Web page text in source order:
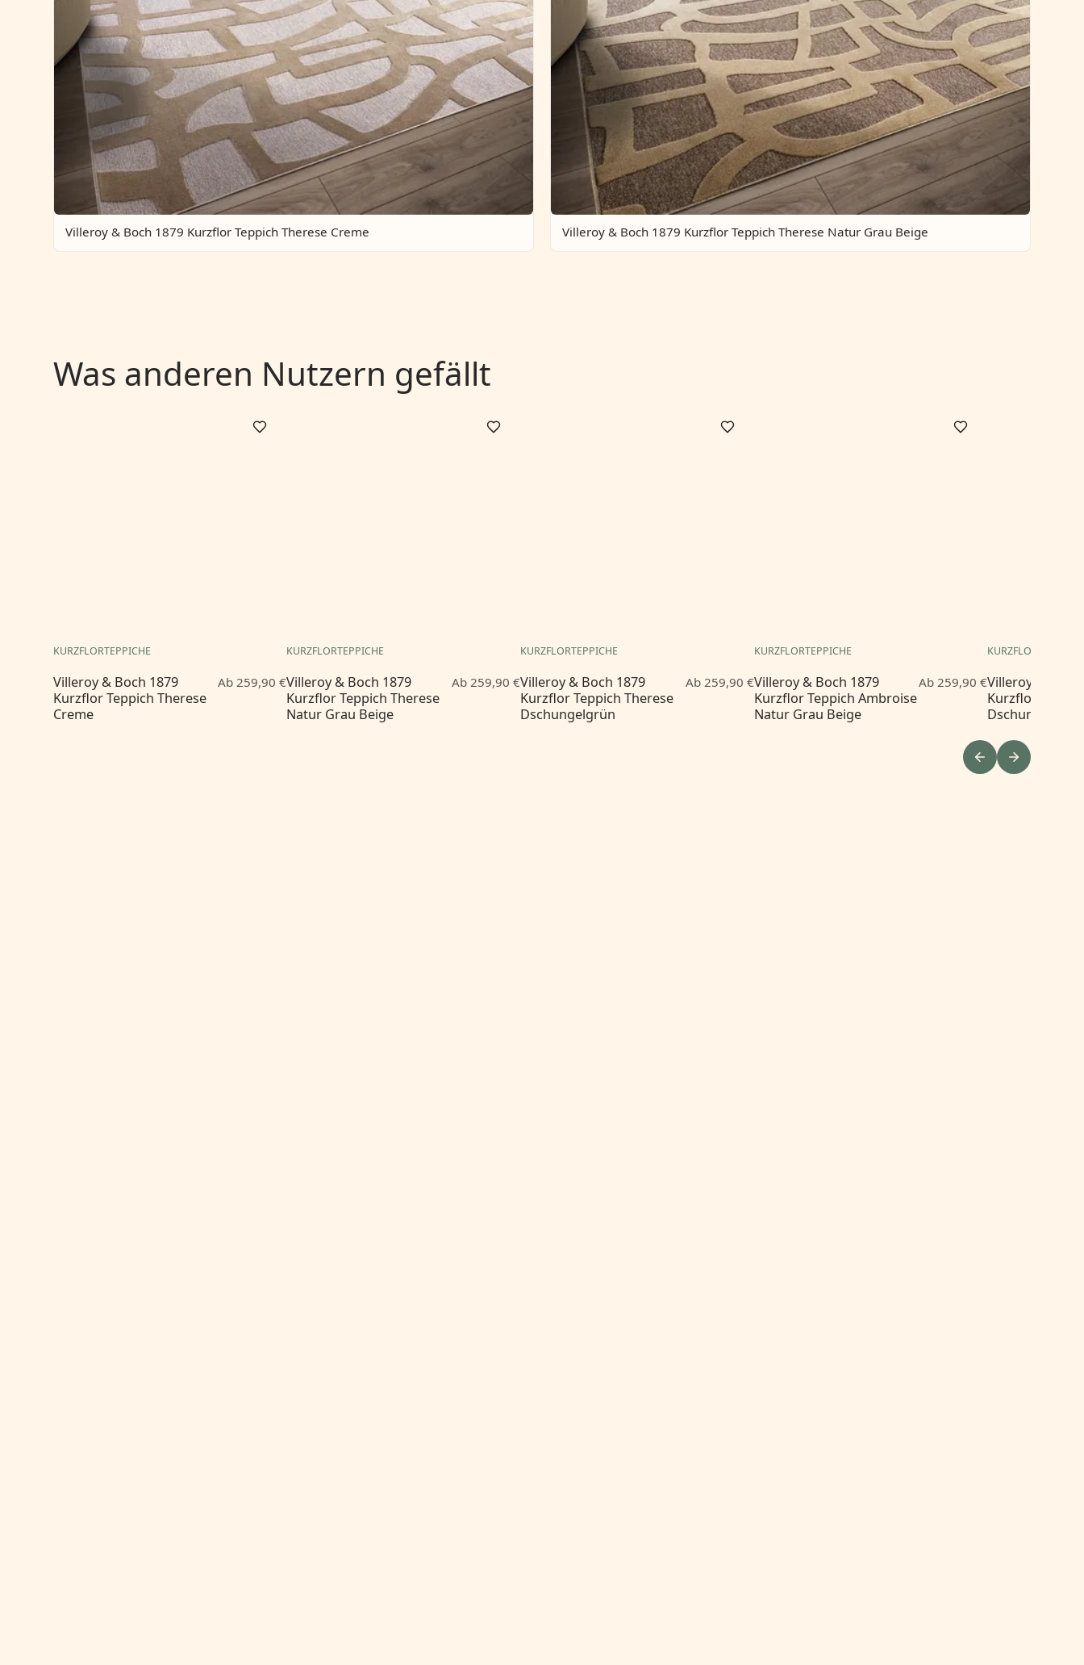
Villeroy & Boch 1879 Kurzflor Teppich Therese Creme Villeroy & Boch 1879 Kurzflor Teppich Therese Natur Grau Beige
Was anderen Nutzern gefällt
KURZFLORTEPPICHE
Villeroy & Boch 1879
Kurzflor Teppich Therese
Creme
Ab 259,90 €
KURZFLORTEPPICHE
Villeroy & Boch 1879
Kurzflor Teppich Therese
Natur Grau Beige
Ab 259,90 €
KURZFLORTEPPICHE
Villeroy & Boch 1879
Kurzflor Teppich Therese
Dschungelgrün
Ab 259,90 €
KURZFLORTEPPICHE
Villeroy & Boch 1879
Kurzflor Teppich Ambroise
Natur Grau Beige
Ab 259,90 €Villeroy & Boch
Kurzflor
Dschungelgrün